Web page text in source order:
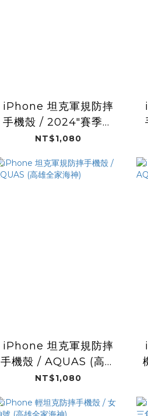
iPhone 坦克軍規防摔
手機殼 / 2024"賽季球
衣 (高雄全家海神)
NT$1,080
iPhone 坦克軍規防摔
手機殼 / AQUAS (高雄
全家海神)
NT$1,080